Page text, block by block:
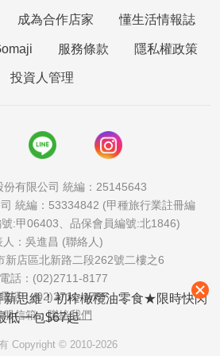
成為合作店家 懂生活情報誌
服務條款 隱私權政策
投資人管理
份有限公司 統編：25145643
統編：53334842 (甲種旅行業註冊編
:甲06403、品保會員編號:北1846)
人：吳進昌 (聯絡人)
新店區北新路二段262號二樓之6
話：(02)2711-8177
話：(02)2711-1757
服信箱：聯絡我們
Copyright © 2010-2026